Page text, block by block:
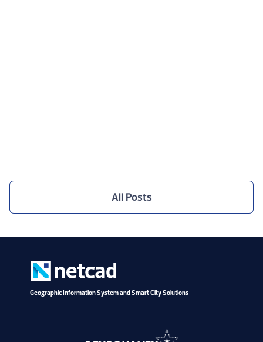
All Posts
Geographic Information System and Smart City Solutions